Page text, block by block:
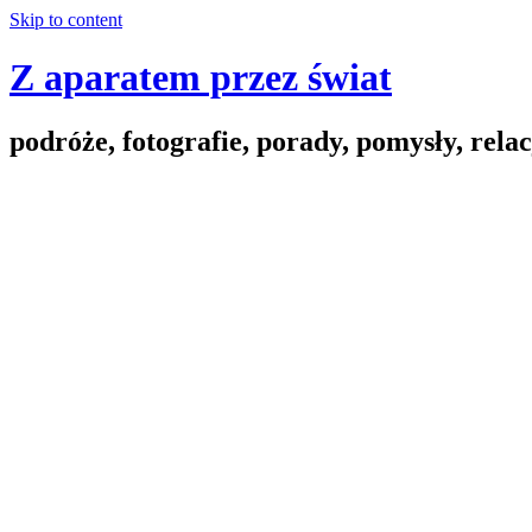
Skip to content
Z aparatem przez świat
podróże, fotografie, porady, pomysły,